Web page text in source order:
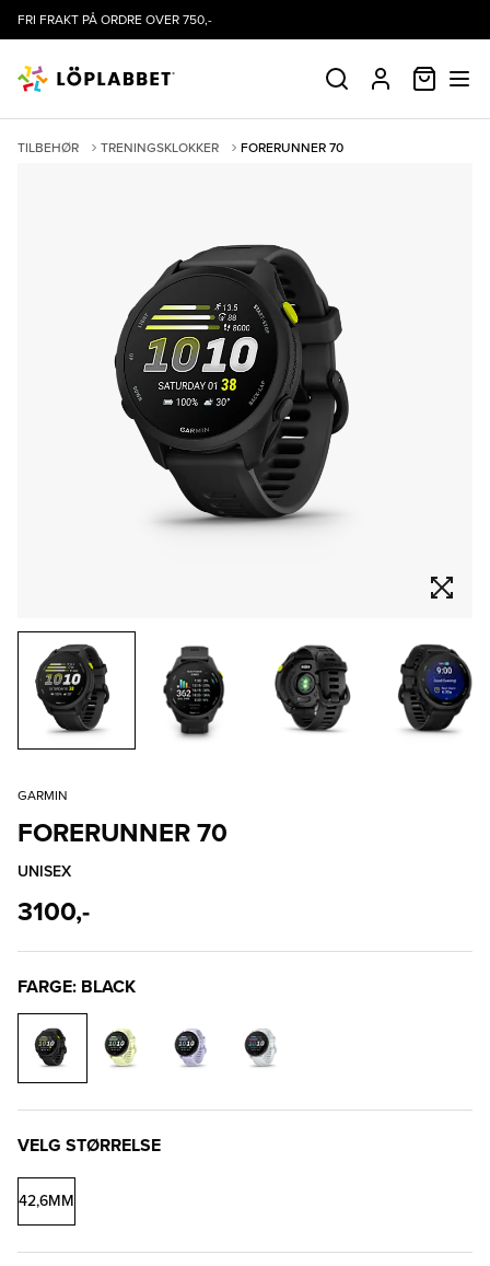
FRI FRAKT PÅ ORDRE OVER 750,-
SØK PROFIL
TILBEHØR TRENINGSKLOKKER FORERUNNER 70
GARMIN
FORERUNNER 70
UNISEX
3100,-
FARGE: BLACK
VELG STØRRELSE
42,6MM